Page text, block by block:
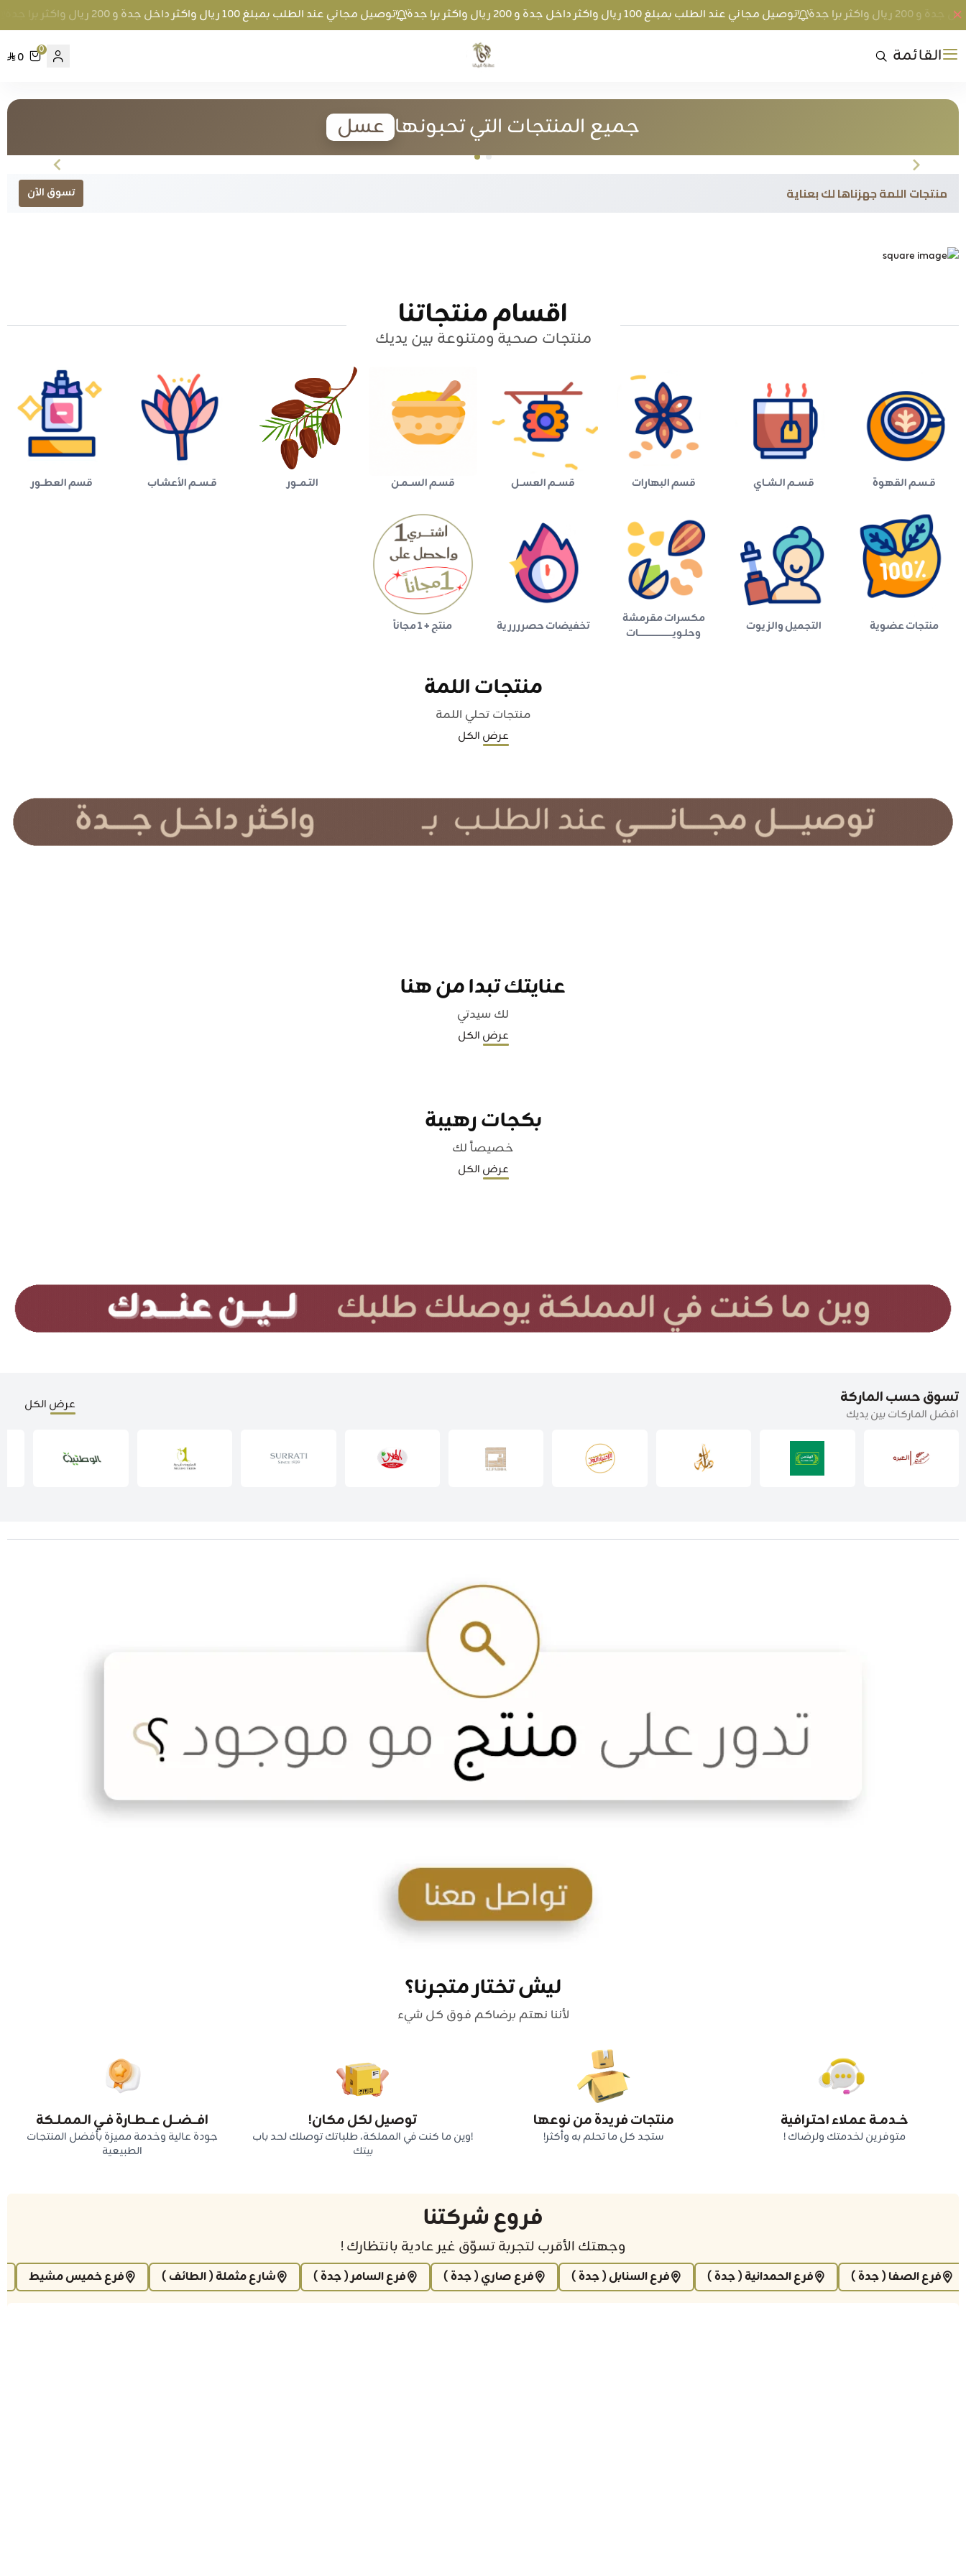
توصيل مجاني عند الطلب بمبلغ 100 ريال واكثر داخل جدة و 200 ريال واكثر برا جدة توصيل مجاني عند الطلب بمبلغ 100 ريال واكثر داخل جدة و 200 ريال واكثر برا جدة
القائمة متجر عطارة فيفا
0
0
جميع المنتجات التي تحبونها منتجات عضوية
منتجات اللمة جهزناها لك بعناية تسوق الآن
اقسام منتجاتنا
منتجات صحية ومتنوعة بين يديك
قـسـم القهوة قســم الـشــاي قسم البهارات قســم العســل قسـم الســمـن التـمــور قـســم الأعشـاب قسم العطــور
منتجات عضوية التجميل والزيوت
مكسرات مقرمشة
وحلـويــــــــــــــــــــــــات
تخفيضات حصررررية منتج + 1 مجاناً
منتجات اللمة
منتجات تحلي اللمة
عرض الكل
عنايتك تبدا من هنا
لك سيدتي
عرض الكل
بكجات رهيبة
خصيصاً لك
عرض الكل
تسوق حسب الماركة
افضل الماركات بين يديك
عرض الكل
ليش تختار متجرنا؟
لأننا نهتم برضاكم فوق كل شيء
خــدمــة عمـلاء احتـرافية
متوفرين لخدمتك ولرضاك !
منتجات فريدة من نوعها
ستجد كل ما تحلم به وأكثر!
توصيل لكل مكان!
!وين ما كنت في المملكة، طلباتك توصلك لحد باب
بيتك
افـــضـــل عــــطــارة فــي الـممـلــكة
جودة عالية وخدمة مميزة بأفضل المنتجات
الطبيعية
فروع شركتنا
وجهتك الأقرب لتجربة تسوّق غير عادية بانتظارك !
فرع الصفا ( جدة ) فرع الحمدانية ( جدة ) فرع السنابل ( جدة ) فرع صاري ( جدة ) فرع السامر ( جدة ) شارع مثملة ( الطائف ) فرع خميس مشيط